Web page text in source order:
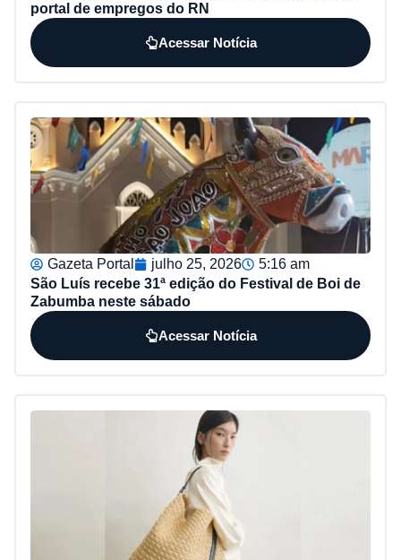
portal de empregos do RN
Acessar Notícia
Gazeta Portal julho 25, 2026
5:16 am
São Luís recebe 31ª edição do Festival de Boi de
Zabumba neste sábado
Acessar Notícia